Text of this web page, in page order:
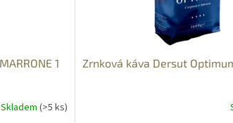
1
Skladem (>5 ks)
Zrnková káva Dersut